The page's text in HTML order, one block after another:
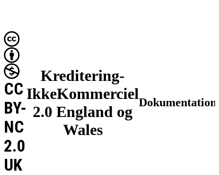
Kreditering-
IkkeKommerciel
2.0 England og
Wales
CC
BY-
NC
2.0
UK
Dokumentation